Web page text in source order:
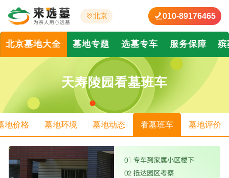
北京 010-89176465
北京墓地大全 墓地专题 选墓专车 服务保障 殡
天寿陵园看墓班车
地价格 墓地环境 墓地动态 看墓班车 墓地评价